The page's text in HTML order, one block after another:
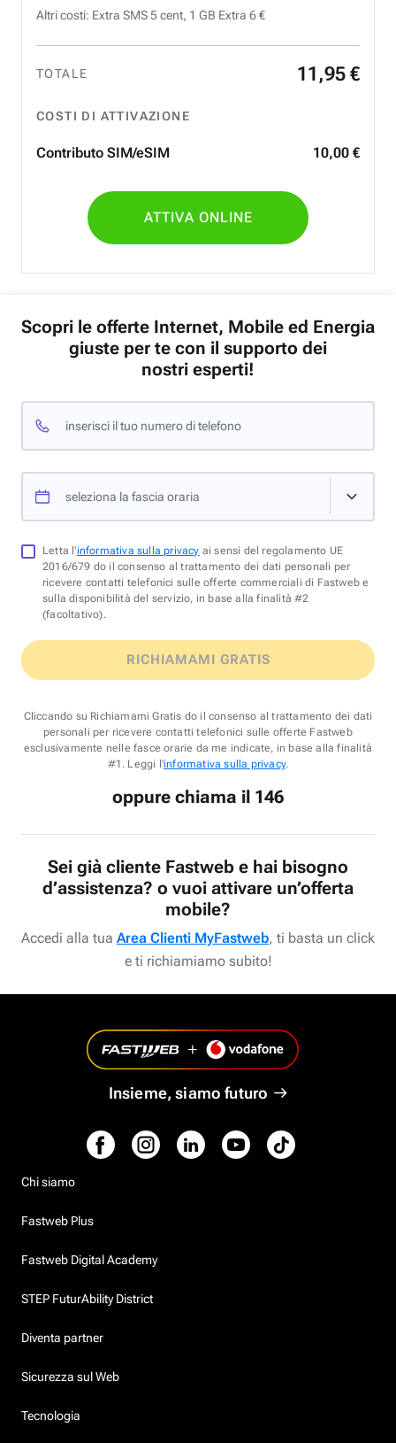
Altri costi: Extra SMS 5 cent, 1 GB Extra 6 €
TOTALE 11 ,95 €
COSTI DI ATTIVAZIONE
Contributo SIM/eSIM 10,00 €
ATTIVA ONLINE
Scopri le offerte Internet, Mobile ed Energia
giuste per te con il supporto dei
nostri esperti!
inserisci il tuo numero di telefono
seleziona la fascia oraria
Letta l'informativa sulla privacy ai sensi del regolamento UE
2016/679 do il consenso al trattamento dei dati personali per
ricevere contatti telefonici sulle offerte commerciali di Fastweb e
sulla disponibilità del servizio, in base alla finalità #2
(facoltativo).
RICHIAMAMI GRATIS
Cliccando su Richiamami Gratis do il consenso al trattamento dei dati
personali per ricevere contatti telefonici sulle offerte Fastweb
esclusivamente nelle fasce orarie da me indicate, in base alla finalità
#1. Leggi l'informativa sulla privacy.
oppure chiama il 146
Sei già cliente Fastweb e hai bisogno
d’assistenza? o vuoi attivare un’offerta
mobile?
Accedi alla tua Area Clienti MyFastweb, ti basta un click
e ti richiamiamo subito!
Insieme, siamo futuro
Chi siamo
Fastweb Plus
Fastweb Digital Academy
STEP FuturAbility District
Diventa partner
Sicurezza sul Web
Tecnologia